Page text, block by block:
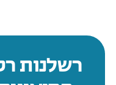
רשלנות